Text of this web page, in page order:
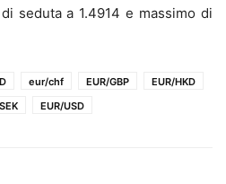
seduta a 1.4914 e massimo di
eur/chf EUR/GBP
EUR/HKD
EUR/USD